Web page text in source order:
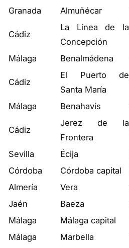
Granada Almuñécar
Cádiz
La Línea de la
Concepción
Málaga Benalmádena
Cádiz
El Puerto de
Santa María
Málaga Benahavís
Cádiz
Jerez de la
Frontera
Sevilla Écija
Córdoba
Córdoba capital
Almería
Vera
Jaén
Baeza
Málaga
Málaga capital
Málaga
Marbella